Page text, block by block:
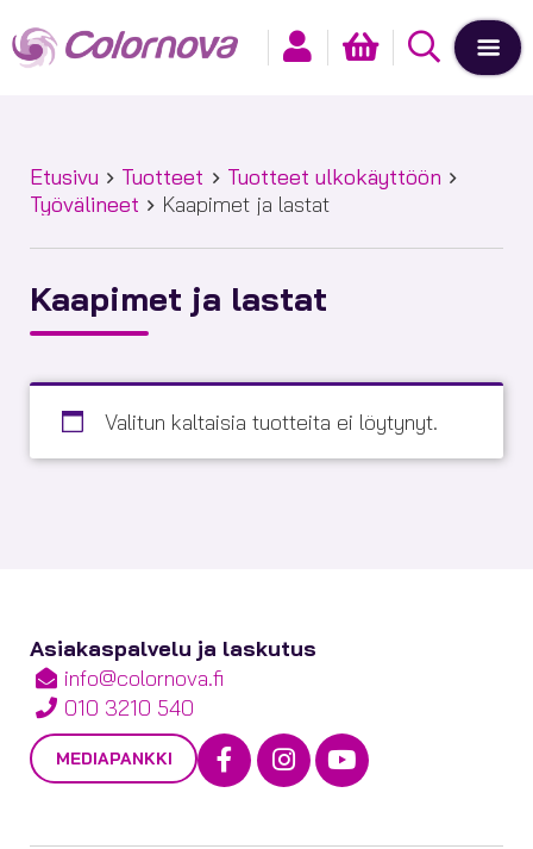
Etusivu Tuotteet
Tuotteet ulkokäyttöön
Työvälineet
Kaapimet ja lastat
Kaapimet ja lastat
Valitun kaltaisia tuotteita ei löytynyt.
Asiakaspalvelu ja laskutus
info@colornova.fi
010 3210 540
MEDIAPANKKI Facebook
Instagram
Youtube